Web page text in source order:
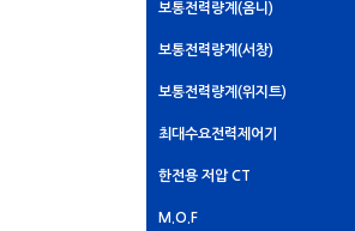
보통전력량계(옴니)
보통전력량계(서창)
보통전력량계(위지트)
최대수요전력제어기
한전용 저압 CT
M.O.F